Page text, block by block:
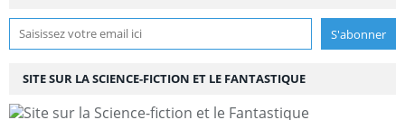
SITE SUR LA SCIENCE-FICTION ET LE FANTASTIQUE